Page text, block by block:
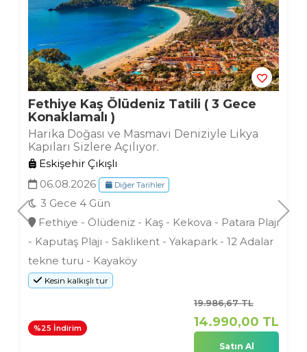
Fethiye Kaş Ölüdeniz Tatili ( 3 Gece
Konaklamalı )
Harika Doğası ve Masmavi Deniziyle Likya
Kapıları Sizlere Açılıyor.
Eskişehir Çıkışlı
06.08.2026
Diğer Tarihler
3 Gece 4 Gün
Fethiye - Ölüdeniz - Kaş - Kekova - Patara Plajı
- Kaputaş Plajı - Saklikent - Yakapark - 12 Adalar
tekne turu - Kayaköy
Kesin kalkışlı tur
%25 İndirim
19.986,67 TL
14.990,00 TL
Satın Al